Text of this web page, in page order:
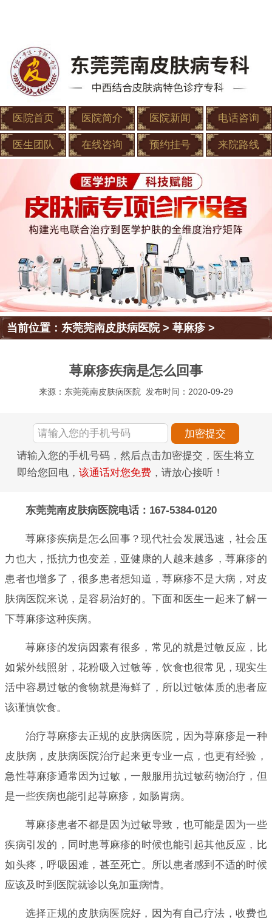
医院首页 医院简介 医院新闻 电话咨询
医生团队 在线咨询 预约挂号 来院路线
当前位置：东莞莞南皮肤病医院>荨麻疹>
荨麻疹疾病是怎么回事
来源：东莞莞南皮肤病医院 发布时间：2020-09-29
请输入您的手机号码，然后点击加密提交，医生将立
即给您回电， 该通话对您免费 ，请放心接听！
东莞莞南皮肤病医院电话：167-5384-0120
荨麻疹疾病是怎么回事？现代社会发展迅速，社会压
力也大，抵抗力也变差，亚健康的人越来越多，荨麻疹的
患者也增多了，很多患者想知道，荨麻疹不是大病，对皮
肤病医院来说，是容易治好的。下面和医生一起来了解一
下荨麻疹这种疾病。
荨麻疹的发病因素有很多，常见的就是过敏反应，比
如紫外线照射，花粉吸入过敏等，饮食也很常见，现实生
活中容易过敏的食物就是海鲜了，所以过敏体质的患者应
该谨慎饮食。
治疗荨麻疹去正规的皮肤病医院，因为荨麻疹是一种
皮肤病，皮肤病医院治疗起来更专业一点，也更有经验，
急性荨麻疹通常因为过敏，一般服用抗过敏药物治疗，但
是一些疾病也能引起荨麻疹，如肠胃病。
荨麻疹患者不都是因为过敏导致，也可能是因为一些
疾病引发的，同时患荨麻疹的时候也能引起其他反应，比
如头疼，呼吸困难，甚至死亡。所以患者感到不适的时候
应该及时到医院就诊以免加重病情。
选择正规的皮肤病医院好，因为有自己疗法，收费也